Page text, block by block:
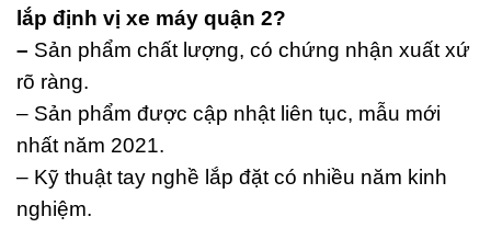
lắp định vị xe máy quận 2?
– Sản phẩm chất lượng, có chứng nhận xuất xứ
rõ ràng.
– Sản phẩm được cập nhật liên tục, mẫu mới
nhất năm 2021.
– Kỹ thuật tay nghề lắp đặt có nhiều năm kinh
nghiệm.